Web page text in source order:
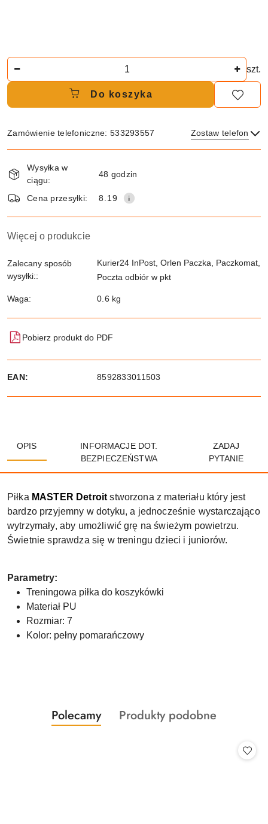
szt.
Do koszyka
Zamówienie telefoniczne: 533293557 Zostaw telefon
i
dostawa
Wysyłka w
ciągu:
48 godzin
Cena przesyłki: 8.19
Więcej o produkcie
Zalecany sposób
wysyłki::
Kurier24 InPost, Orlen Paczka, Paczkomat,
Poczta odbiór w pkt
Waga: 0.6 kg
Pobierz produkt do PDF
EAN: 8592833011503
OPIS
INFORMACJE DOT.
BEZPIECZEŃSTWA
ZADAJ
PYTANIE
Piłka MASTER Detroit stworzona z materiału który jest
bardzo przyjemny w dotyku, a jednocześnie wystarczająco
wytrzymały, aby umożliwić grę na świeżym powietrzu.
Świetnie sprawdza się w treningu dzieci i juniorów.
Parametry:
Treningowa piłka do koszykówki
Materiał PU
Rozmiar: 7
Kolor: pełny pomarańczowy
Pomiń karuzelę produktów
Produkty
o
Polecamy
Produkty
Produkty podobne